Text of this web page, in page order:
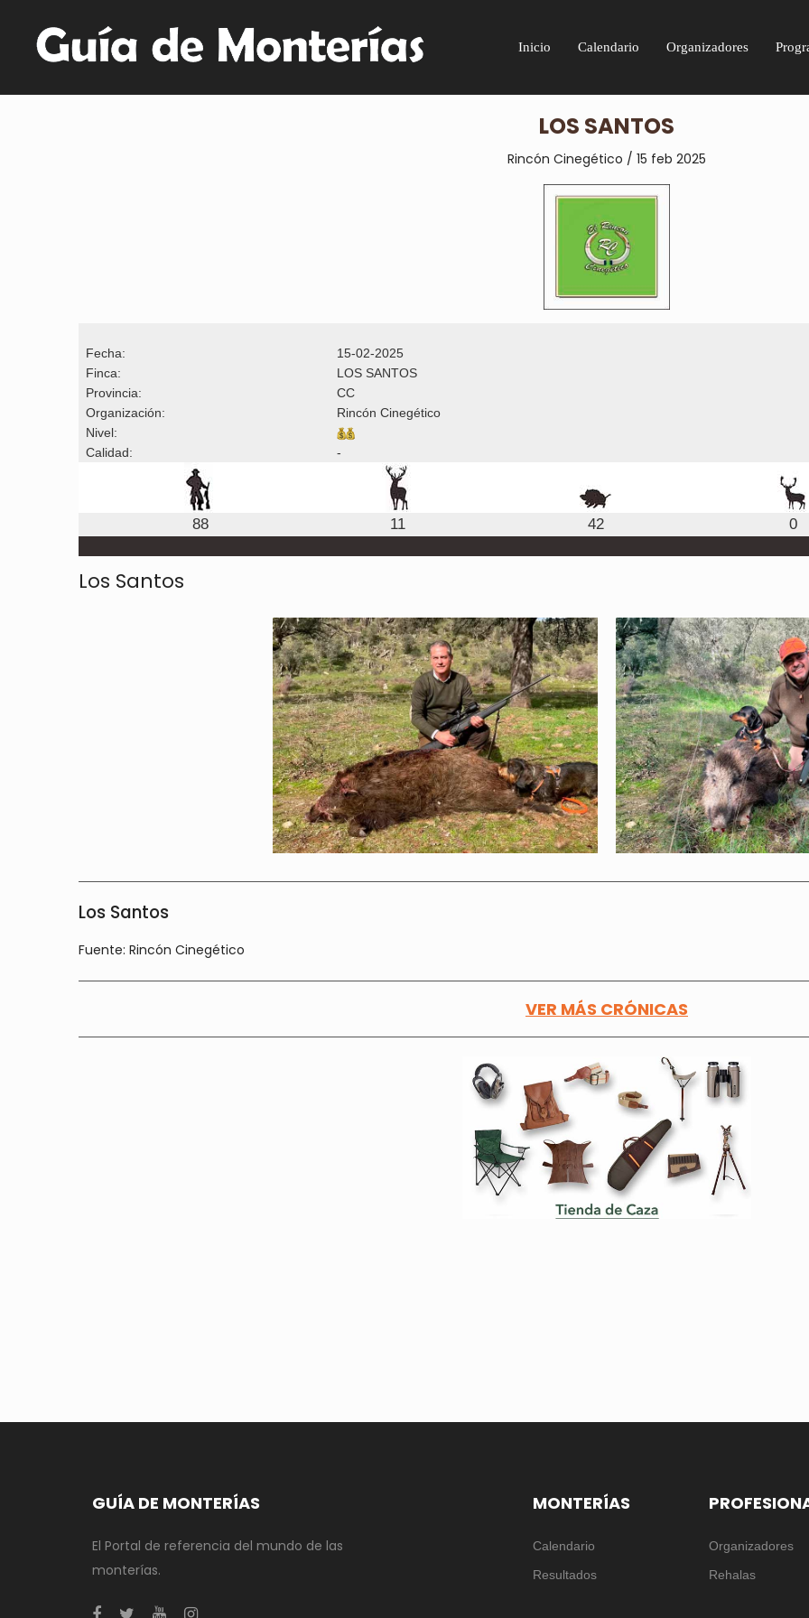
Inicio Calendario Organizadores
LOS SANTOS
Rincón Cinegético / 15 feb 2025
Fecha:
15-02-2025
Finca:
LOS SANTOS
Provincia:
CC
Organización:
Rincón Cinegético
Nivel:
Calidad:
-
88 11 42 0
Los Santos
Los Santos
Fuente: Rincón Cinegético
VER MÁS CRÓNICAS
GUÍA DE MONTERÍAS
El Portal de referencia del mundo de las
monterías.
MONTERÍAS
Calendario
Resultados
Organizadores
Rehalas